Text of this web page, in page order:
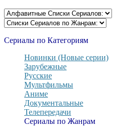
Сериалы по Категориям
Новинки (Новые серии)
Зарубежные
Русские
Мультфильмы
Аниме
Документальные
Телепередачи
Сериалы по Жанрам